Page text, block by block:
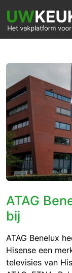
ATAG
bij
ATAG Benelux
Hisense een
televisies van